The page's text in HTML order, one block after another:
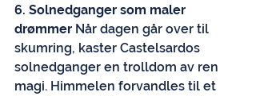
6. Solnedganger som maler
drømmer Når dagen går over til
skumring, kaster Castelsardos
solnedganger en trolldom av ren
magi. Himmelen forvandles til et